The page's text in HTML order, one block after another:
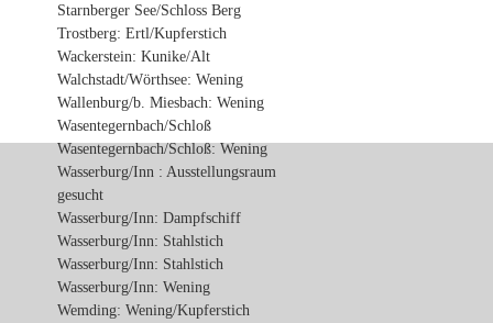
Starnberger See/Schloss Berg
Trostberg: Ertl/Kupferstich
Wackerstein: Kunike/Alt
Walchstadt/Wörthsee: Wening
Wallenburg/b. Miesbach: Wening
Wasentegernbach/Schloß
Wasentegernbach/Schloß: Wening
Wasserburg/Inn : Ausstellungsraum
gesucht
Wasserburg/Inn: Dampfschiff
Wasserburg/Inn: Stahlstich
Wasserburg/Inn: Stahlstich
Wasserburg/Inn: Wening
Wemding: Wening/Kupferstich